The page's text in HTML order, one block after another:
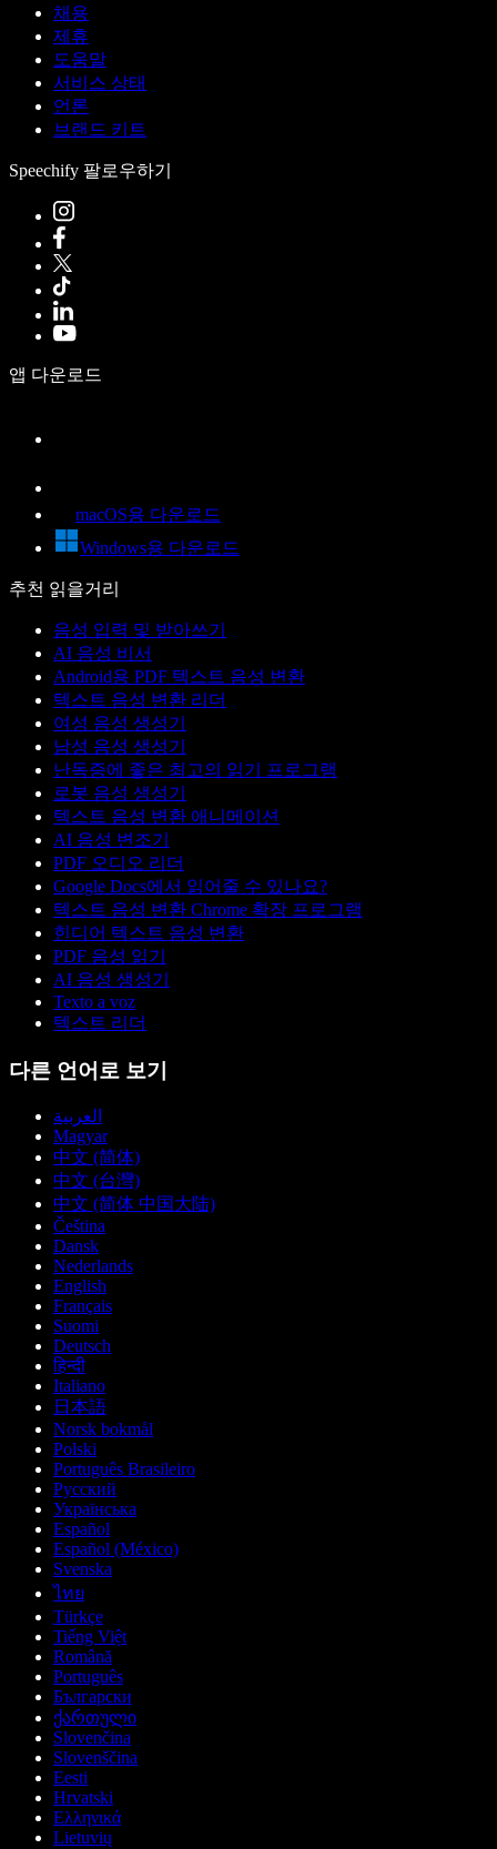
채용
제휴
도움말
서비스 상태
언론
브랜드 키트
Speechify 팔로우하기
앱 다운로드
macOS용 다운로드
Windows용 다운로드
추천 읽을거리
음성 입력 및 받아쓰기
AI 음성 비서
Android용 PDF 텍스트 음성 변환
텍스트 음성 변환 리더
여성 음성 생성기
남성 음성 생성기
난독증에 좋은 최고의 읽기 프로그램
로봇 음성 생성기
텍스트 음성 변환 애니메이션
AI 음성 변조기
PDF 오디오 리더
Google Docs에서 읽어줄 수 있나요?
텍스트 음성 변환 Chrome 확장 프로그램
힌디어 텍스트 음성 변환
PDF 음성 읽기
AI 음성 생성기
Texto a voz
텍스트 리더
다른 언어로 보기
العربية
Magyar
中文 (简体)
中文 (台灣)
中文 (简体 中国大陆)
Čeština
Dansk
Nederlands
English
Français
Suomi
Deutsch
हिन्दी
Italiano
日本語
Norsk bokmål
Polski
Português Brasileiro
Русский
Українська
Español
Español (México)
Svenska
ไทย
Türkçe
Tiếng Việt
Română
Português
Български
ქართული
Slovenčina
Slovenščina
Eesti
Hrvatski
Ελληνικά
Lietuvių